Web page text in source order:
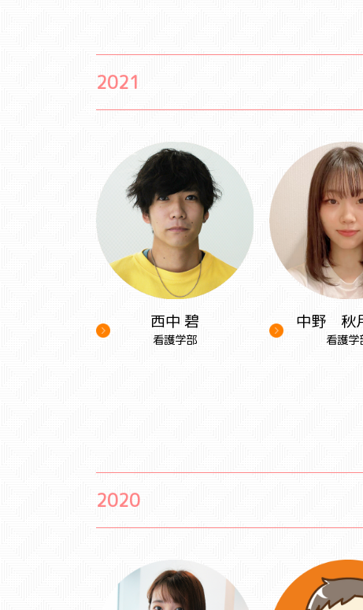
2021
西中 碧
看護学部
中野 秋
看護学
2020